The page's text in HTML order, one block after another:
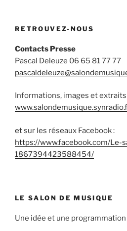
RETROUVEZ-NOUS
Contacts Presse
Pascal Deleuze 06 65 81 77 77
Informations, images et
et sur les réseaux Facebook :
https://www.facebook.com/Le-
1867394423588454/
LE SALON DE MUSIQUE
Une idée et une programmation